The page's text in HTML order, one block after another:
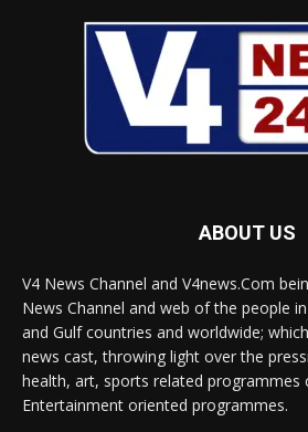
ABOUT US
V4 News Channel and V4news.Com
News Channel and web of the people
and Gulf countries and worldwide;
news cast, throwing light over the
health, art, sports related programmes
Entertainment oriented programmes.